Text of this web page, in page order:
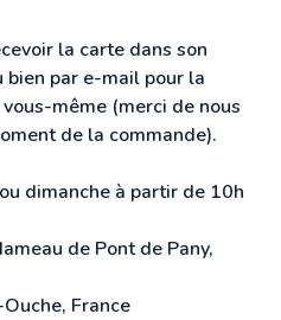
la carte dans son
bien par e-mail pour la
même (merci de nous
de la commande).
dimanche à partir de 10h
de Pont de Pany,
France